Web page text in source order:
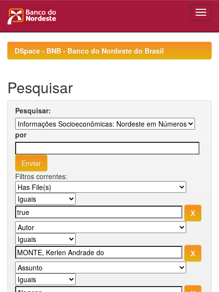
navigationDSpace - BNB - Banco do Nordeste do Brasil
Pesquisar
Pesquisar:
por
Filtros correntes: